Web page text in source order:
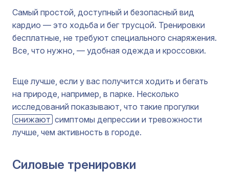
Самый простой, доступный и безопасный вид
кардио — это ходьба и бег трусцой. Тренировки
бесплатные, не требуют специального снаряжения.
Все, что нужно, — удобная одежда и кроссовки.
Еще лучше, если у вас получится ходить и бегать
на природе, например, в парке. Несколько
исследований показывают, что такие прогулки
снижают симптомы депрессии и тревожности
лучше, чем активность в городе.
Силовые тренировки